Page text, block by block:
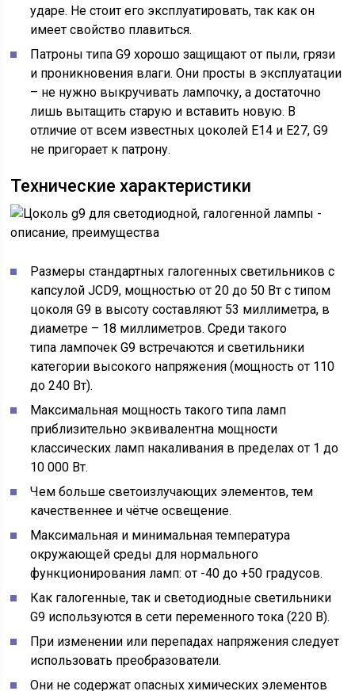
ударе. Не стоит его эксплуатировать, так как он
имеет свойство плавиться.
Патроны типа G9 хорошо защищают от пыли, грязи
и проникновения влаги. Они просты в эксплуатации
– не нужно выкручивать лампочку, а достаточно
лишь вытащить старую и вставить новую. В
отличие от всем известных цоколей E14 и E27, G9
не пригорает к патрону.
Технические характеристики
Размеры стандартных галогенных светильников с
капсулой JCD9, мощностью от 20 до 50 Вт с типом
цоколя G9 в высоту составляют 53 миллиметра, в
диаметре – 18 миллиметров. Среди такого
типа лампочек G9 встречаются и светильники
категории высокого напряжения (мощность от 110
до 240 Вт).
Максимальная мощность такого типа ламп
приблизительно эквивалентна мощности
классических ламп накаливания в пределах от 1 до
10 000 Вт.
Чем больше светоизлучающих элементов, тем
качественнее и чётче освещение.
Максимальная и минимальная температура
окружающей среды для нормального
функционирования ламп: от -40 до +50 градусов.
Как галогенные, так и светодиодные светильники
G9 используются в сети переменного тока (220 В).
При изменении или перепадах напряжения следует
использовать преобразователи.
Они не содержат опасных химических элементов